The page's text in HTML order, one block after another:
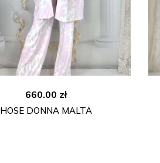
660.00 zł
HOSE DONNA MALTA